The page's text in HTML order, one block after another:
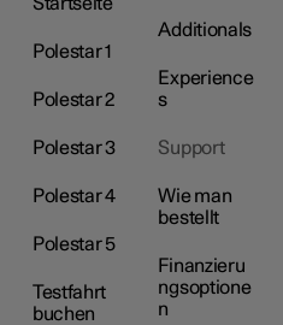
Polestar 1
Polestar 2
Polestar 3
Polestar 4
Polestar 5
Testfahrt
buchen
Additionals
Experience
s
Support
Wie man
bestellt
Finanzieru
ngsoptione
n